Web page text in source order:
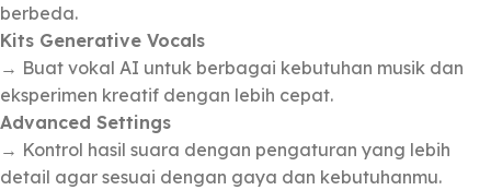
berbeda.
Kits Generative Vocals
→ Buat vokal AI untuk berbagai kebutuhan musik dan
eksperimen kreatif dengan lebih cepat.
Advanced Settings
→ Kontrol hasil suara dengan pengaturan yang lebih
detail agar sesuai dengan gaya dan kebutuhanmu.